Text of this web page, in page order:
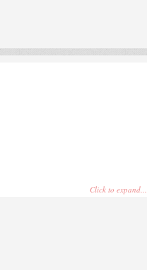
Click to expand...